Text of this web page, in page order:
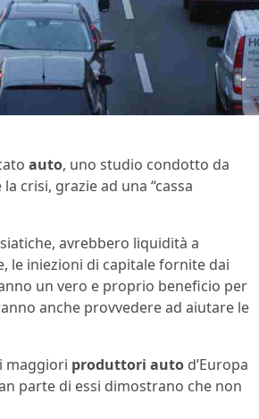
auto, uno studio condotto da
crisi, grazie ad una “cassa
avrebbero liquidità a
le iniezioni di capitale fornite dai
un vero e proprio beneficio per
anche provvedere ad aiutare le
maggiori produttori auto d’Europa
parte di essi dimostrano che non